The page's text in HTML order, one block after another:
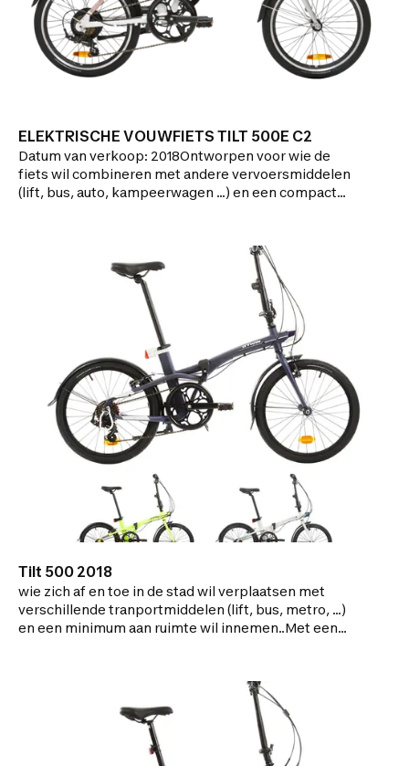
ELEKTRISCHE VOUWFIETS TILT 500E C2
Datum van verkoop: 2018Ontworpen voor wie de
fiets wil combineren met andere vervoersmiddelen
(lift, bus, auto, kampeerwagen ...) en een compact
Hij past perfect in je auto, zo kan je hem meenemen
voor al je ritjes tijdens de week en in het
weekend. PRODUCTVOORDELEN:TRANSPORTGEMA
K: Opvouwen, rijden, dragen, bewaren: in 15
seconden van voetganger naar fietser.>
VEELZIJDIGHEID: Verleg je grenzen met de
elektrische trapondersteuning.> COMPACTHEID:
Opgevouwen afmetingen (l x h x b): 80 x 72 x 43
cm.Opengeklapt (l x h x b): 150 x 103 x 45 cm>
FIETSCOMFORT: Ergonomische grepen en zadel,
stuurpen verstelbaar in de hoogte.> LEVENSLANGE
GARANTIE VAN B'TWIN: Levenslange garantie op
frame (niet op het scharnier), stuurpen en stuur
Tilt 500 2018
wie zich af en toe in de stad wil verplaatsen met
verschillende tranportmiddelen (lift, bus, metro, ...)
en een minimum aan ruimte wil innemen..Met een
vouwsysteem met draaiknop kan je de fiets heel
gemakkelijk vouwen, opbergen en vervoeren.